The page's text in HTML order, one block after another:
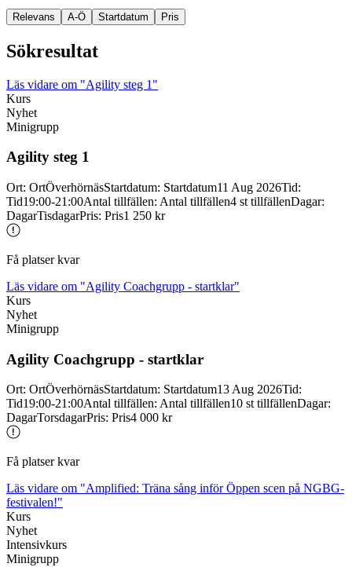
Relevans A-Ö Startdatum Pris
Sökresultat
Läs vidare om "Agility steg 1"
Kurs
Nyhet
Minigrupp
Agility steg 1
Ort: OrtÖverhörnäsStartdatum: Startdatum11 Aug 2026Tid:
Tid19:00-21:00Antal tillfällen: Antal tillfällen4 st tillfällenDagar:
DagarTisdagarPris: Pris1 250 kr
Få platser kvar
Läs vidare om "Agility Coachgrupp - startklar"
Kurs
Nyhet
Minigrupp
Agility Coachgrupp - startklar
Ort: OrtÖverhörnäsStartdatum: Startdatum13 Aug 2026Tid:
Tid19:00-21:00Antal tillfällen: Antal tillfällen10 st tillfällenDagar:
DagarTorsdagarPris: Pris4 000 kr
Få platser kvar
Läs vidare om "Amplified: Träna sång inför Öppen scen på NGBG-
festivalen!"
Kurs
Nyhet
Intensivkurs
Minigrupp